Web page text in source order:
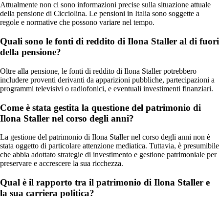
Attualmente non ci sono informazioni precise sulla situazione attuale
della pensione di Cicciolina. Le pensioni in Italia sono soggette a
regole e normative che possono variare nel tempo.
Quali sono le fonti di reddito di Ilona Staller al di fuori
della pensione?
Oltre alla pensione, le fonti di reddito di Ilona Staller potrebbero
includere proventi derivanti da apparizioni pubbliche, partecipazioni a
programmi televisivi o radiofonici, e eventuali investimenti finanziari.
Come è stata gestita la questione del patrimonio di
Ilona Staller nel corso degli anni?
La gestione del patrimonio di Ilona Staller nel corso degli anni non è
stata oggetto di particolare attenzione mediatica. Tuttavia, è presumibile
che abbia adottato strategie di investimento e gestione patrimoniale per
preservare e accrescere la sua ricchezza.
Qual è il rapporto tra il patrimonio di Ilona Staller e
la sua carriera politica?